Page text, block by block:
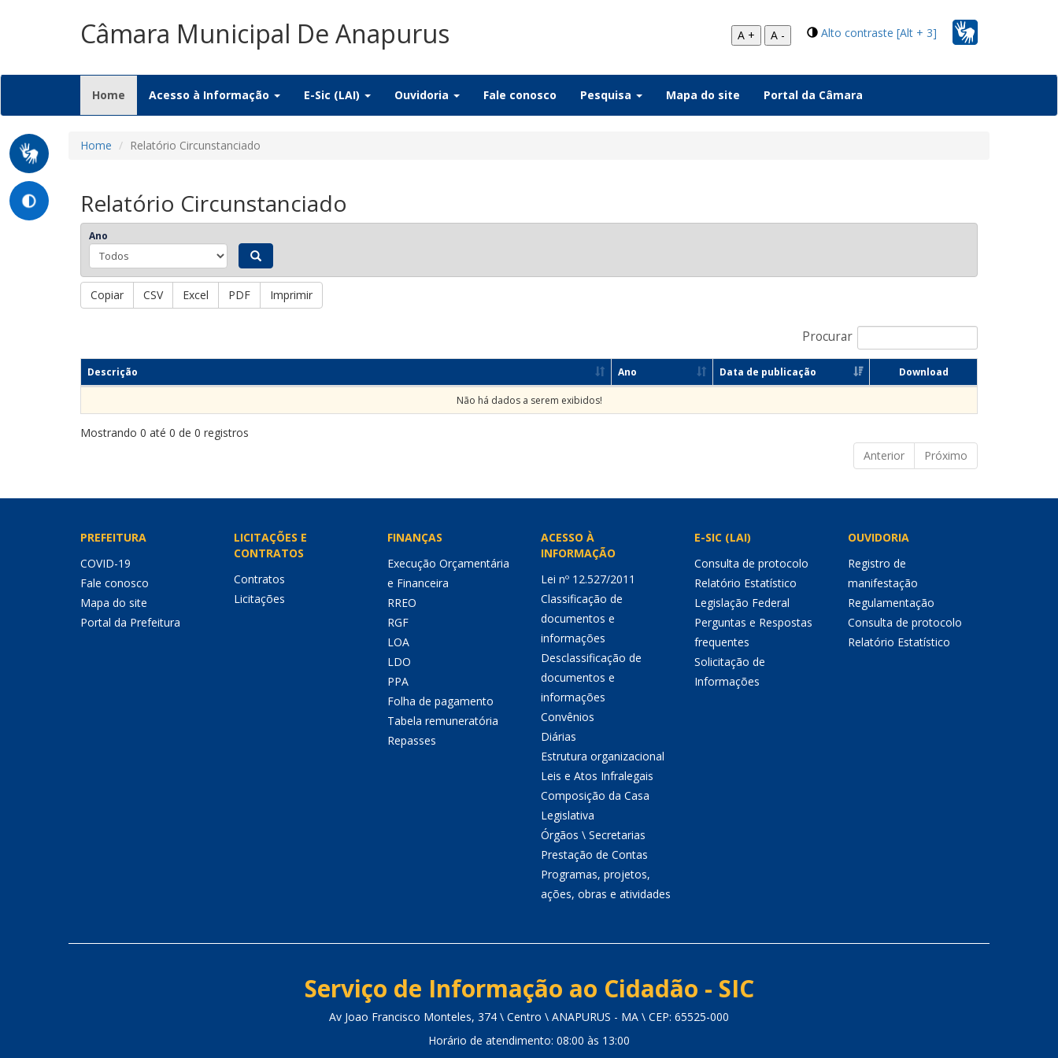
Câmara Municipal De Anapurus Alto contraste [Alt + 3]
A + A -
Home (current)
Acesso à Informação E-Sic (LAI) Ouvidoria Fale conosco Pesquisa Mapa do site Portal da Câmara
Home Relatório Circunstanciado
Relatório Circunstanciado
Ano
Copiar CSV Excel PDF Imprimir
Procurar
Descrição Ano Data de publicação Download
Não há dados a serem exibidos!
Mostrando 0 até 0 de 0 registros
Anterior
Próximo
PREFEITURA
COVID-19
Fale conosco
Mapa do site
Portal da Prefeitura
LICITAÇÕES E
CONTRATOS
Contratos
Licitações
FINANÇAS
Execução Orçamentária
e Financeira
RREO
RGF
LOA
LDO
PPA
Folha de pagamento
Tabela remuneratória
Repasses
ACESSO À
INFORMAÇÃO
Lei nº 12.527/2011
Classificação de
documentos e
informações
Desclassificação de
documentos e
informações
Convênios
Diárias
Estrutura organizacional
Leis e Atos Infralegais
Composição da Casa
Legislativa
Órgãos \ Secretarias
Prestação de Contas
Programas, projetos,
ações, obras e atividades
E-SIC (LAI)
Consulta de protocolo
Relatório Estatístico
Legislação Federal
Perguntas e Respostas
frequentes
Solicitação de
Informações
OUVIDORIA
Registro de
manifestação
Regulamentação
Consulta de protocolo
Relatório Estatístico
Serviço de Informação ao Cidadão - SIC
Av Joao Francisco Monteles, 374 \ Centro \ ANAPURUS - MA \ CEP: 65525-000
Horário de atendimento: 08:00 às 13:00